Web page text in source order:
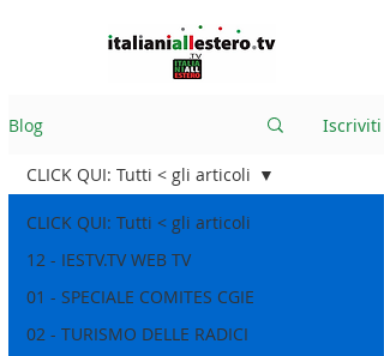
Blog Iscriviti
CLICK QUI: Tutti < gli articoli
12 - IESTV.TV WEB TV
01 - SPECIALE COMITES CGIE
02 - TURISMO DELLE RADICI
CLICK QUI: Tutti < gli articoli